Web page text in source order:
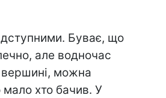
Буває, що
але водночас
можна
хто бачив. У